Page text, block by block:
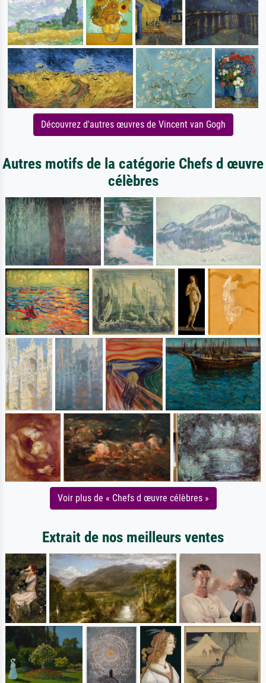
Découvrez d'autres œuvres de Vincent van Gogh
Autres motifs de la catégorie Chefs d œuvre
célèbres
Voir plus de « Chefs d œuvre célèbres »
Extrait de nos meilleurs ventes